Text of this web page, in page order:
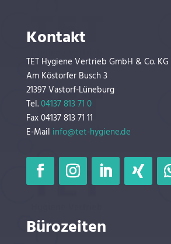
Kontakt
TET Hygiene Vertrieb GmbH & Co. KG
Am Köstorfer Busch 3
21397 Vastorf-Lüneburg
Tel.04137 813 71 0
Fax 04137 813 71 11
E-Mail info@tet-hygiene.de
Bürozeiten